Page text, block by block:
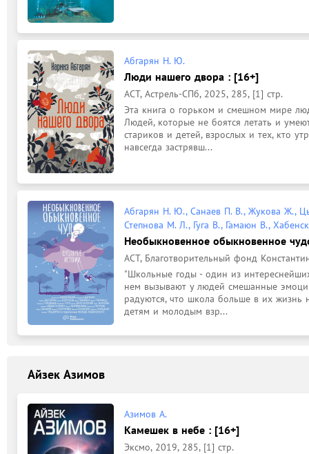
Абгарян Н. Ю.
Люди нашего двора : [16+]
АСТ, Астрель-СПб, 2025, 285, [1] стр.
Эта книга о горьком и смешном мире
Людей, которые не боятся летать и
стариков и детей, взрослых и тех, кто
навсегда застрявш...
Абгарян Н. Ю., Санаев П. В., Жукова Ж.,
Степнова М. Л., Гуга В., Гамаюн В.,
Необыкновенное обыкновенное
АСТ, Благотворительный фонд
"Школьные годы - один из
нем вызывают у людей смешанные
радуются, что школа больше в их
детям и молодым взр...
Айзек Азимов
Азимов А.
Камешек в небе : [16+]
Эксмо, 2019, 285, [1] стр.